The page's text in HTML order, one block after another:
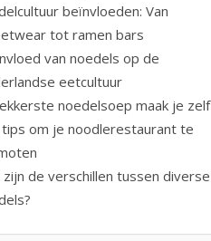
beïnvloeden: Van
tot ramen bars
van noedels op de
eetcultuur
noedelsoep maak je zelf
tips om je noodlerestaurant te
zijn de verschillen tussen diverse